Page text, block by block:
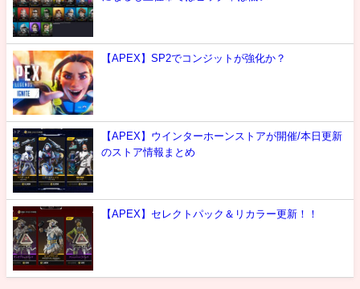
【APEX】SP2でコンジットが強化か？
【APEX】ウインターホーンストアが開催/本日更新
のストア情報まとめ
【APEX】セレクトパック＆リカラー更新！！